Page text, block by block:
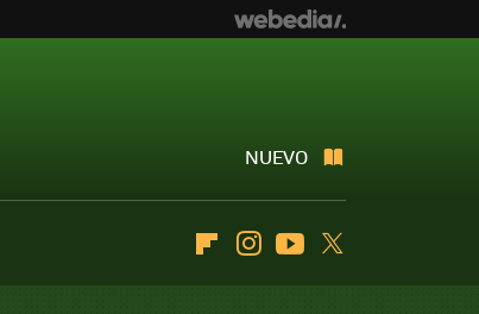
NUEVO
FlipboardInstagramYoutube